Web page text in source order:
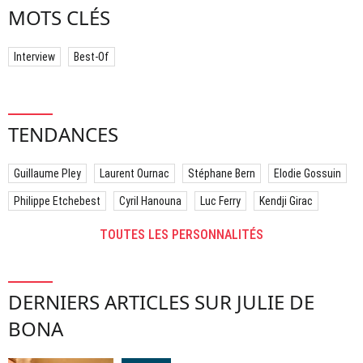
MOTS CLÉS
Interview Best-Of
TENDANCES
Guillaume Pley Laurent Ournac Stéphane Bern Elodie Gossuin
Philippe Etchebest Cyril Hanouna Luc Ferry Kendji Girac
TOUTES LES PERSONNALITÉS
DERNIERS ARTICLES SUR JULIE DE
BONA